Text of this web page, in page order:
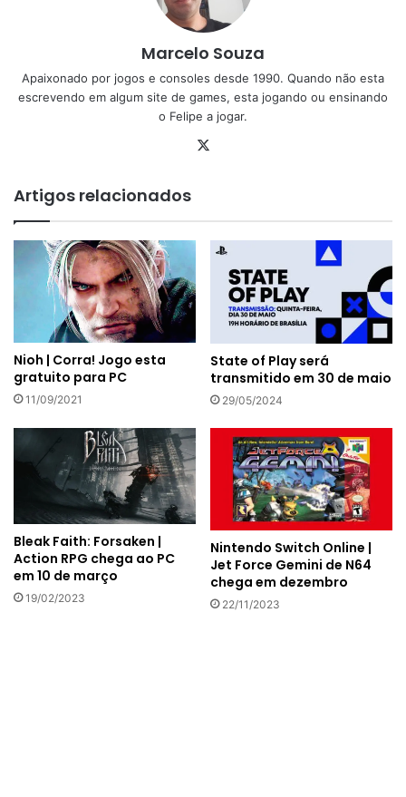
Marcelo Souza
Apaixonado por jogos e consoles desde 1990. Quando não esta
escrevendo em algum site de games, esta jogando ou ensinando
o Felipe a jogar.
Artigos relacionados
Nioh | Corra! Jogo esta
gratuito para PC
11/09/2021
State of Play será
transmitido em 30 de maio
29/05/2024
Bleak Faith: Forsaken |
Action RPG chega ao PC
em 10 de março
19/02/2023
Nintendo Switch Online |
Jet Force Gemini de N64
chega em dezembro
22/11/2023